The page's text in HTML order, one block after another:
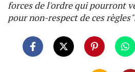
forces de l'ordre qui pourront
pour non-respect de ces règles".